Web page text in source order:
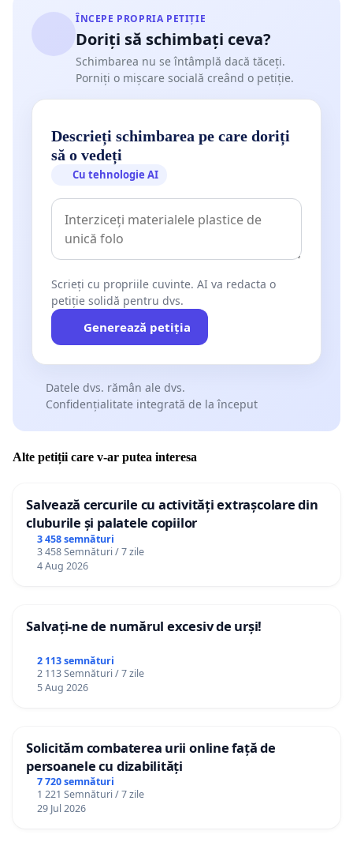
ÎNCEPE PROPRIA PETIȚIE
Doriți să schimbați ceva?
Schimbarea nu se întâmplă dacă tăceți.
Porniți o mișcare socială creând o petiție.
Descrieți schimbarea pe care doriți
să o vedeți
Cu tehnologie AI
Scrieți cu propriile cuvinte. AI va redacta o
petiție solidă pentru dvs.
Generează petiția
Datele dvs. rămân ale dvs.
Confidențialitate integrată de la început
Alte petiții care v-ar putea interesa
Salvează cercurile cu activități extrașcolare din
cluburile și palatele copiilor
3 458 semnături
3 458 Semnături / 7 zile
4 Aug 2026
Salvați-ne de numărul excesiv de urși!
2 113 semnături
2 113 Semnături / 7 zile
5 Aug 2026
Solicităm combaterea urii online față de
persoanele cu dizabilități
7 720 semnături
1 221 Semnături / 7 zile
29 Jul 2026